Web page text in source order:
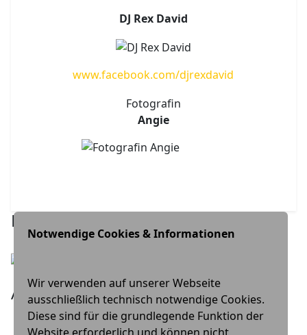
DJ Rex David
www.facebook.com/djrexdavid
Fotografin
Angie
Partner
Aktuell
Notwendige Cookies & Informationen
Wir verwenden auf unserer Webseite
ausschließlich technisch notwendige Cookies.
Diese sind für die grundlegende Funktion der